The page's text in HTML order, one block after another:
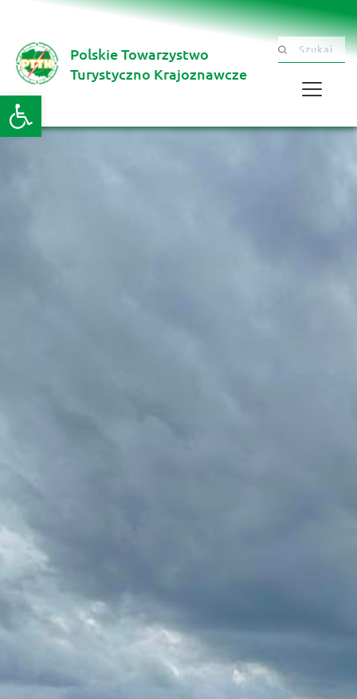
Otwórz pasek narzędzi
Polskie Towarzystwo
Turystyczno Krajoznawcze
Szukaj .......